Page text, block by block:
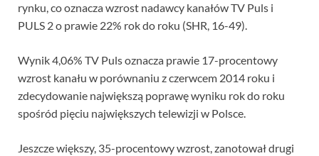
rynku, co oznacza wzrost nadawcy kanałów TV Puls i
PULS 2 o prawie 22% rok do roku (SHR, 16-49).
Wynik 4,06% TV Puls oznacza prawie 17-procentowy
wzrost kanału w porównaniu z czerwcem 2014 roku i
zdecydowanie największą poprawę wyniku rok do roku
spośród pięciu największych telewizji w Polsce.
Jeszcze większy, 35-procentowy wzrost, zanotował drugi